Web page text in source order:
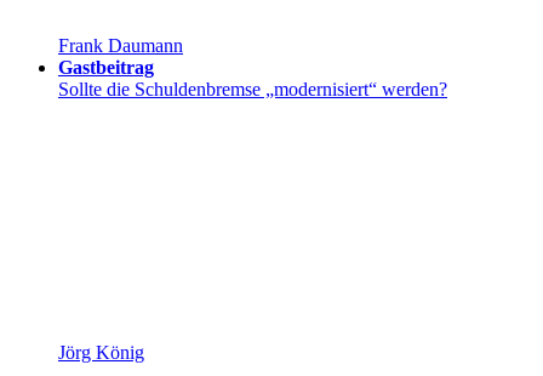
Frank Daumann
Gastbeitrag
Sollte die Schuldenbremse „modernisiert“ werden?
Jörg König